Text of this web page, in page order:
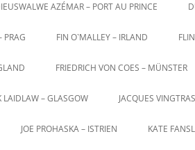
AZÉMAR – PORT AU PRINCE
FIN O`MALLEY – IRLAND
FRIEDRICH VON COES – MÜNSTER
LAIDLAW – GLASGOW JACQUES
JOE PROHASKA – ISTRIEN KATE